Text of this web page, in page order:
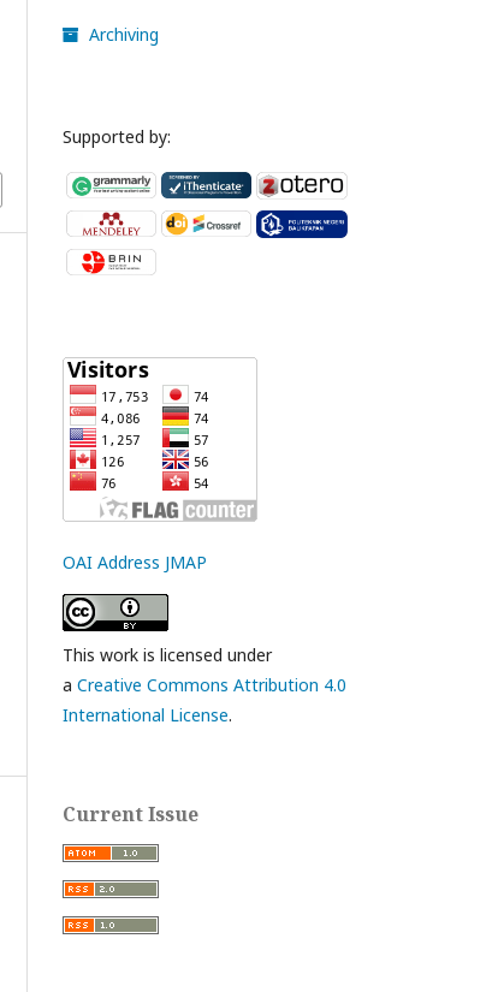
Archiving
Supported by:
OAI Address JMAP
This work is licensed under
a Creative Commons Attribution 4.0
International License.
Current Issue